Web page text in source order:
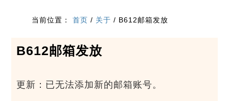
当前位置：首页 / 关于 / B612邮箱发放
B612邮箱发放
更新：已无法添加新的邮箱账号。